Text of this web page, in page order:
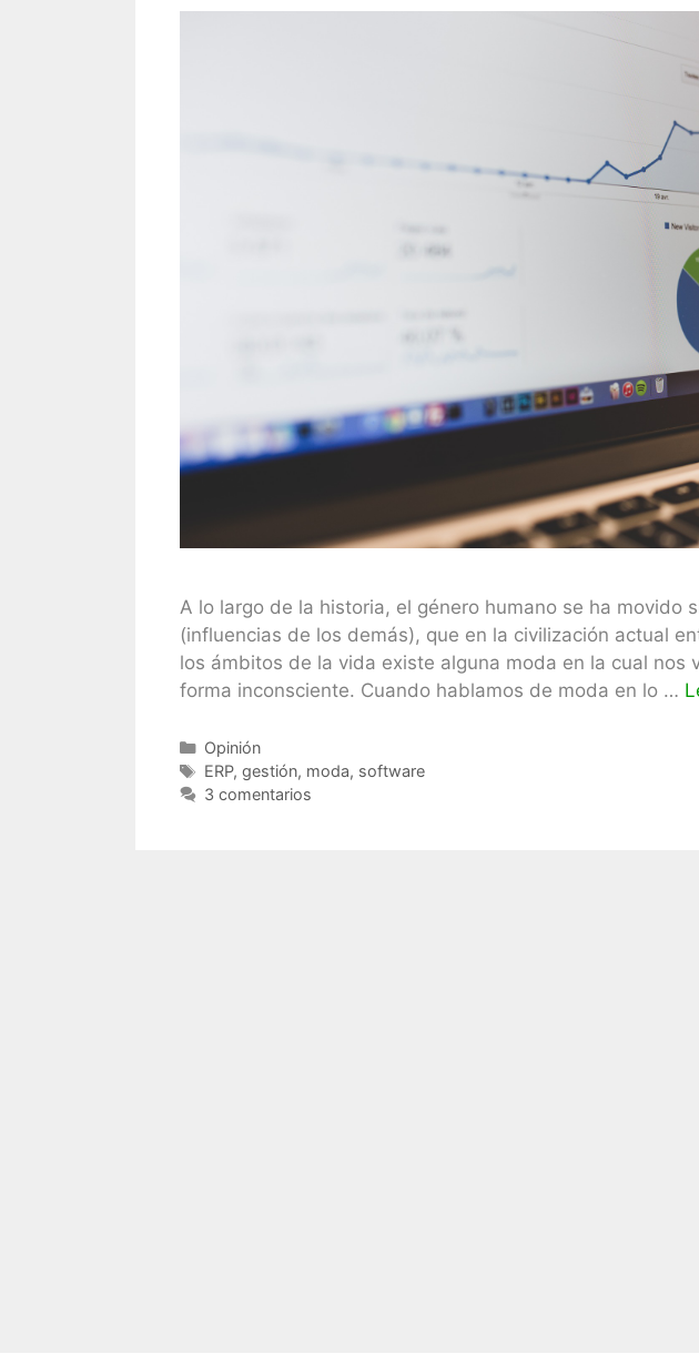
A lo largo de la historia, el género humano se ha movido
(influencias de los demás), que en la civilización actual
los ámbitos de la vida existe alguna moda en la cual nos
forma inconsciente. Cuando hablamos de moda en lo …
Categorías
Opinión
Etiquetas
ERP, gestión, moda, software
3 comentarios